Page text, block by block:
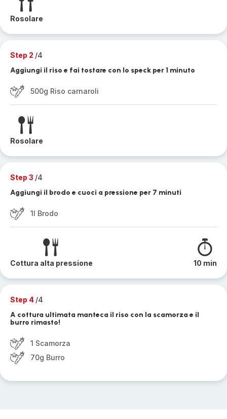
Rosolare
Step 2 /4
Aggiungi il riso e fai tostare con lo speck per 1 minuto
500g Riso carnaroli
Rosolare
Step 3 /4
Aggiungi il brodo e cuoci a pressione per 7 minuti
1l Brodo
Cottura alta pressione 10 min
Step 4 /4
A cottura ultimata manteca il riso con la scamorza e il
burro rimasto!
1 Scamorza
70g Burro